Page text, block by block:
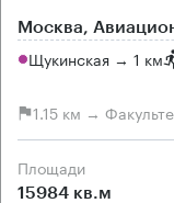
Москва,
Щукинская → 1 км
1.15 км →
Площади
15984 кв.м